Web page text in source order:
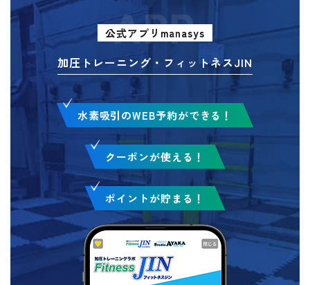
APP
公式アプリmanasys
加圧トレーニング・フィットネスJIN
水素吸引のWEB予約ができる！
クーポンが使える！
ポイントが貯まる！